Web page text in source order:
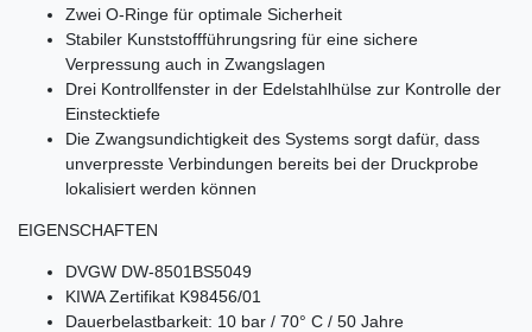
Zwei O-Ringe für optimale Sicherheit
Stabiler Kunststoffführungsring für eine sichere
Verpressung auch in Zwangslagen
Drei Kontrollfenster in der Edelstahlhülse zur Kontrolle der
Einstecktiefe
Die Zwangsundichtigkeit des Systems sorgt dafür, dass
unverpresste Verbindungen bereits bei der Druckprobe
lokalisiert werden können
EIGENSCHAFTEN
DVGW DW-8501BS5049
KIWA Zertifikat K98456/01
Dauerbelastbarkeit: 10 bar / 70° C / 50 Jahre